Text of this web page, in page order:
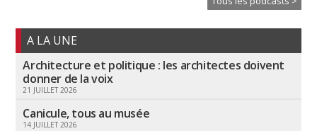
A LA UNE
Architecture et politique : les architectes doivent
donner de la voix
21 JUILLET 2026
Canicule, tous au musée
14 JUILLET 2026